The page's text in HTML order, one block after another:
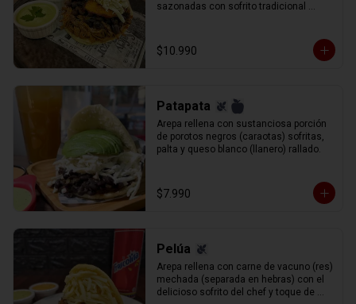
sazonadas con sofrito tradicional
rallado.
$10.990
Patapata
Arepa rellena con sustanciosa porción
de porotos negros (caraotas) sofritas,
palta y queso blanco (llanero) rallado.
$7.990
Pelúa
Arepa rellena con carne de vacuno (res)
mechada (separada en hebras) con el
delicioso sofrito del chef y toque de